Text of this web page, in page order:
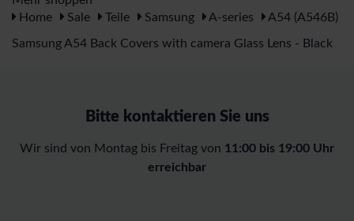
Home
Sale Teile Samsung A-series A54 (A546B)
Samsung A54 Back Covers with camera Glass Lens - Black
Bitte kontaktieren Sie uns
Wir sind von Montag bis Freitag von 11:00 bis 19:00 Uhr
erreichbar